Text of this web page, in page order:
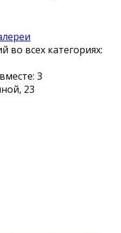
во всех категориях:
3
23